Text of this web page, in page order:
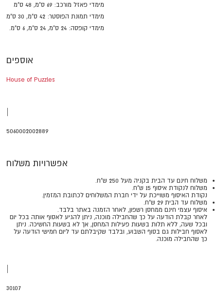
מימדי פאזל מורכב: 69 ס"מ, 48 ס"מ
מימדי תמונת הפוסטר: 42 ס"מ, 30 ס"מ
מימדי קופסה: 24 ס"מ, 24 ס"מ, 6 ס"מ.
אוספים
House of Puzzles
|
5060002002889
אפשרויות משלוח
משלוח חינם עד הבית בקניה מעל 250 ש"ח.
משלוח לנקודת איסוף 15 ש"ח.
נקודת האיסוף משוייכת על ידי חברת המשלוחים לכתובת המזמין.
משלוח עד הבית 29 ש"ח.
איסוף עצמי חינם ממחסן רשפון, לאחר הזמנה באתר בלבד.
​​​​​​​לאחר קבלת הודעה על כך שהחבילה מוכנה, ניתן להגיע לאסוף אותה בכל יום
ובכל שעה, ללא תלות בשעות פעילות המחסן, אך לא בשעות החשיכה. ניתן
לאסוף חבילות גם בסוף השבוע, ובלבד שקיבלתם עד ליום חמישי הודעה על
כך שהחבילה מוכנה.
|
30107